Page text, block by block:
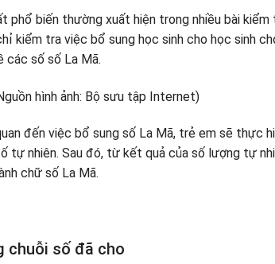
phổ biến thường xuất hiện trong nhiều bài kiểm
kiểm tra việc bổ sung học sinh cho học sinh
các số số La Mã.
đến việc bổ sung số La Mã, trẻ em sẽ thực
tự nhiên. Sau đó, từ kết quả của số lượng tự
chữ số La Mã.
chuỗi số đã cho